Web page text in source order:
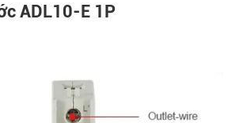
ADL10-E 1P